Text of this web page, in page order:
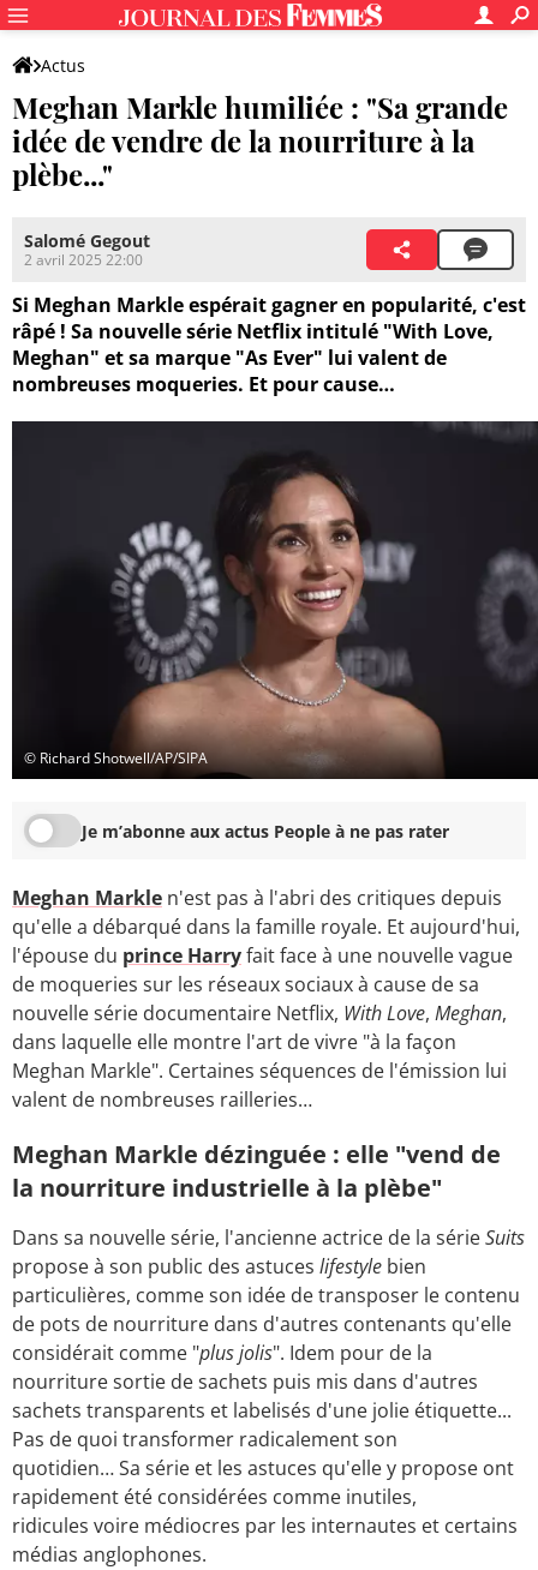
Actus
Meghan Markle humiliée : "Sa grande
idée de vendre de la nourriture à la
plèbe..."
Salomé Gegout
2 avril 2025 22:00
Si Meghan Markle espérait gagner en popularité, c'est
râpé ! Sa nouvelle série Netflix intitulé "With Love,
Meghan" et sa marque "As Ever" lui valent de
nombreuses moqueries. Et pour cause…
© Richard Shotwell/AP/SIPA
Je m’abonne aux actus People à ne pas rater
Meghan Markle n'est pas à l'abri des critiques depuis
qu'elle a débarqué dans la famille royale. Et aujourd'hui,
l'épouse du prince Harryfait face à une nouvelle vague
de moqueries sur les réseaux sociaux à cause de sa
nouvelle série documentaire Netflix, With Love, Meghan,
dans laquelle elle montre l'art de vivre "à la façon
Meghan Markle". Certaines séquences de l'émission lui
valent de nombreuses railleries…
Meghan Markle dézinguée : elle "vend de
la nourriture industrielle à la plèbe"
Dans sa nouvelle série, l'ancienne actrice de la sérieSuits
propose à son public des astuces lifestyle bien
particulières, comme son idée de transposer le contenu
de pots de nourriture dans d'autres contenants qu'elle
considérait comme "plus jolis". Idem pour de la
nourriture sortie de sachets puis mis dans d'autres
sachets transparents et labelisés d'une jolie étiquette...
Pas de quoi transformer radicalement son
quotidien… Sa série et les astuces qu'elle y propose ont
rapidement été considérées comme inutiles,
ridicules voire médiocres par les internautes et certains
médias anglophones.